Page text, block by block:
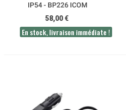
IP54 - BP226 ICOM
58,00 €
En stock, livraison immédiate !